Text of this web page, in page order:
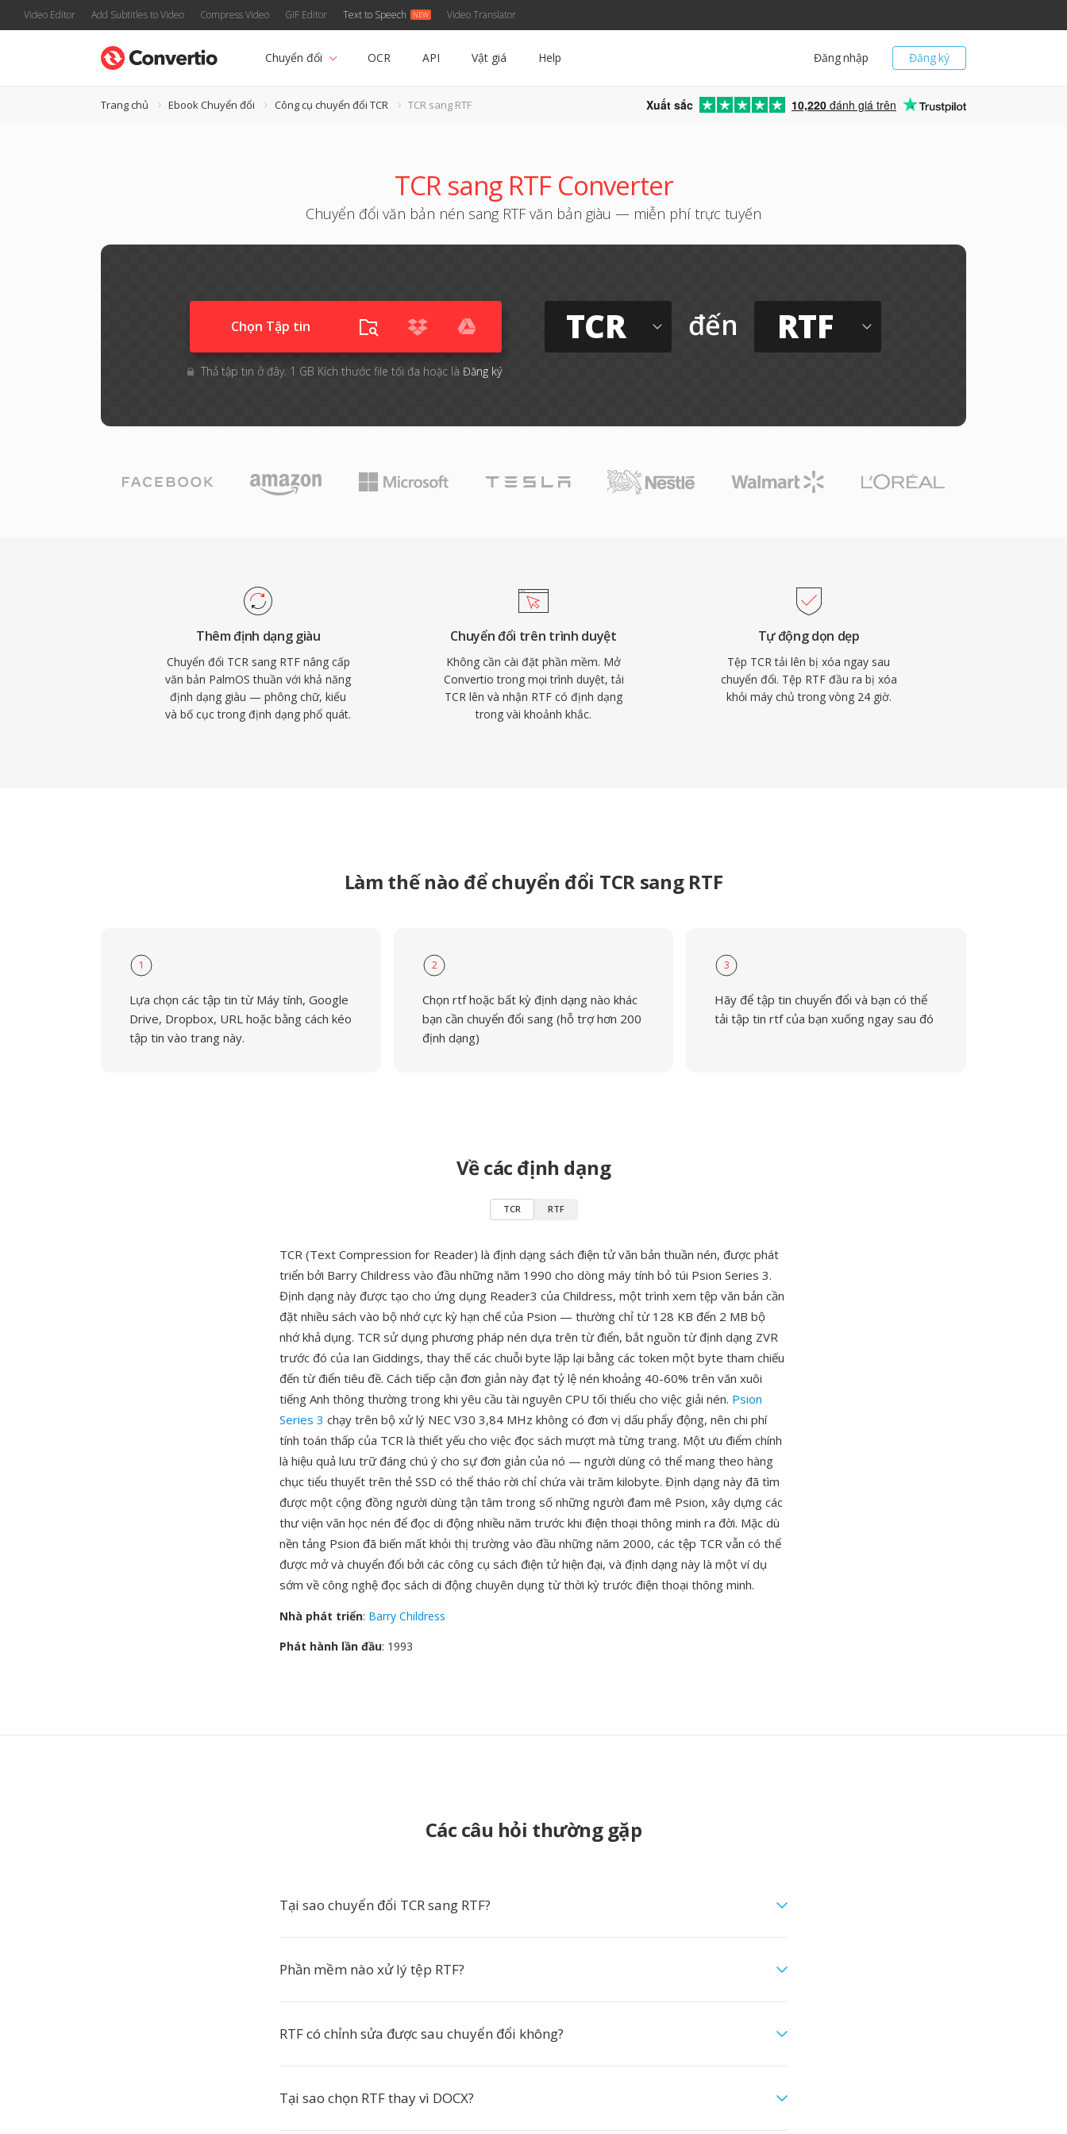
Video Editor Add Subtitles to Video Compress Video GIF Editor Text to Speech Video Translator
Đăng ký
Đăng nhập
Chuyển đổi OCR API Vật giá Help
Trang chủ Ebook Chuyển đổi Công cụ chuyển đổi TCR TCR sang RTF Xuất sắc 10,220 đánh giá trên
TCR sang RTF Converter
Chuyển đổi văn bản nén sang RTF văn bản giàu — miễn phí trực tuyến
Chọn Tập tin
Thả tập tin ở đây. 1 GB Kích thước file tối đa hoặc là Đăng ký
TCR đến RTF
Thêm định dạng giàu
Chuyển đổi TCR sang RTF nâng cấp
văn bản PalmOS thuần với khả năng
định dạng giàu — phông chữ, kiểu
và bố cục trong định dạng phổ quát.
Chuyển đổi trên trình duyệt
Không cần cài đặt phần mềm. Mở
Convertio trong mọi trình duyệt, tải
TCR lên và nhận RTF có định dạng
trong vài khoảnh khắc.
Tự động dọn dẹp
Tệp TCR tải lên bị xóa ngay sau
chuyển đổi. Tệp RTF đầu ra bị xóa
khỏi máy chủ trong vòng 24 giờ.
Làm thế nào để chuyển đổi TCR sang RTF
1
Lựa chọn các tập tin từ Máy tính, Google
Drive, Dropbox, URL hoặc bằng cách kéo
tập tin vào trang này.
2
Chọn rtf hoặc bất kỳ định dạng nào khác
bạn cần chuyển đổi sang (hỗ trợ hơn 200
định dạng)
3
Hãy để tập tin chuyển đổi và bạn có thể
tải tập tin rtf của bạn xuống ngay sau đó
Về các định dạng
TCR RTF
TCR (Text Compression for Reader) là định dạng sách điện tử văn bản thuần nén, được phát
triển bởi Barry Childress vào đầu những năm 1990 cho dòng máy tính bỏ túi Psion Series 3.
Định dạng này được tạo cho ứng dụng Reader3 của Childress, một trình xem tệp văn bản cần
đặt nhiều sách vào bộ nhớ cực kỳ hạn chế của Psion — thường chỉ từ 128 KB đến 2 MB bộ
nhớ khả dụng. TCR sử dụng phương pháp nén dựa trên từ điển, bắt nguồn từ định dạng ZVR
trước đó của Ian Giddings, thay thế các chuỗi byte lặp lại bằng các token một byte tham chiếu
đến từ điển tiêu đề. Cách tiếp cận đơn giản này đạt tỷ lệ nén khoảng 40-60% trên văn xuôi
tiếng Anh thông thường trong khi yêu cầu tài nguyên CPU tối thiểu cho việc giải nén. Psion
Series 3 chạy trên bộ xử lý NEC V30 3,84 MHz không có đơn vị dấu phẩy động, nên chi phí
tính toán thấp của TCR là thiết yếu cho việc đọc sách mượt mà từng trang. Một ưu điểm chính
là hiệu quả lưu trữ đáng chú ý cho sự đơn giản của nó — người dùng có thể mang theo hàng
chục tiểu thuyết trên thẻ SSD có thể tháo rời chỉ chứa vài trăm kilobyte. Định dạng này đã tìm
được một cộng đồng người dùng tận tâm trong số những người đam mê Psion, xây dựng các
thư viện văn học nén để đọc di động nhiều năm trước khi điện thoại thông minh ra đời. Mặc dù
nền tảng Psion đã biến mất khỏi thị trường vào đầu những năm 2000, các tệp TCR vẫn có thể
được mở và chuyển đổi bởi các công cụ sách điện tử hiện đại, và định dạng này là một ví dụ
sớm về công nghệ đọc sách di động chuyên dụng từ thời kỳ trước điện thoại thông minh.
Nhà phát triển: Barry Childress
Phát hành lần đầu: 1993
Các câu hỏi thường gặp
Tại sao chuyển đổi TCR sang RTF?
Phần mềm nào xử lý tệp RTF?
RTF có chỉnh sửa được sau chuyển đổi không?
Tại sao chọn RTF thay vì DOCX?